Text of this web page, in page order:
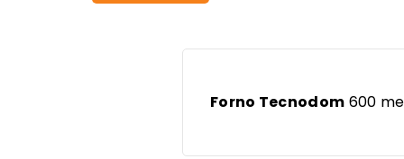
Forno Tecnodom 600